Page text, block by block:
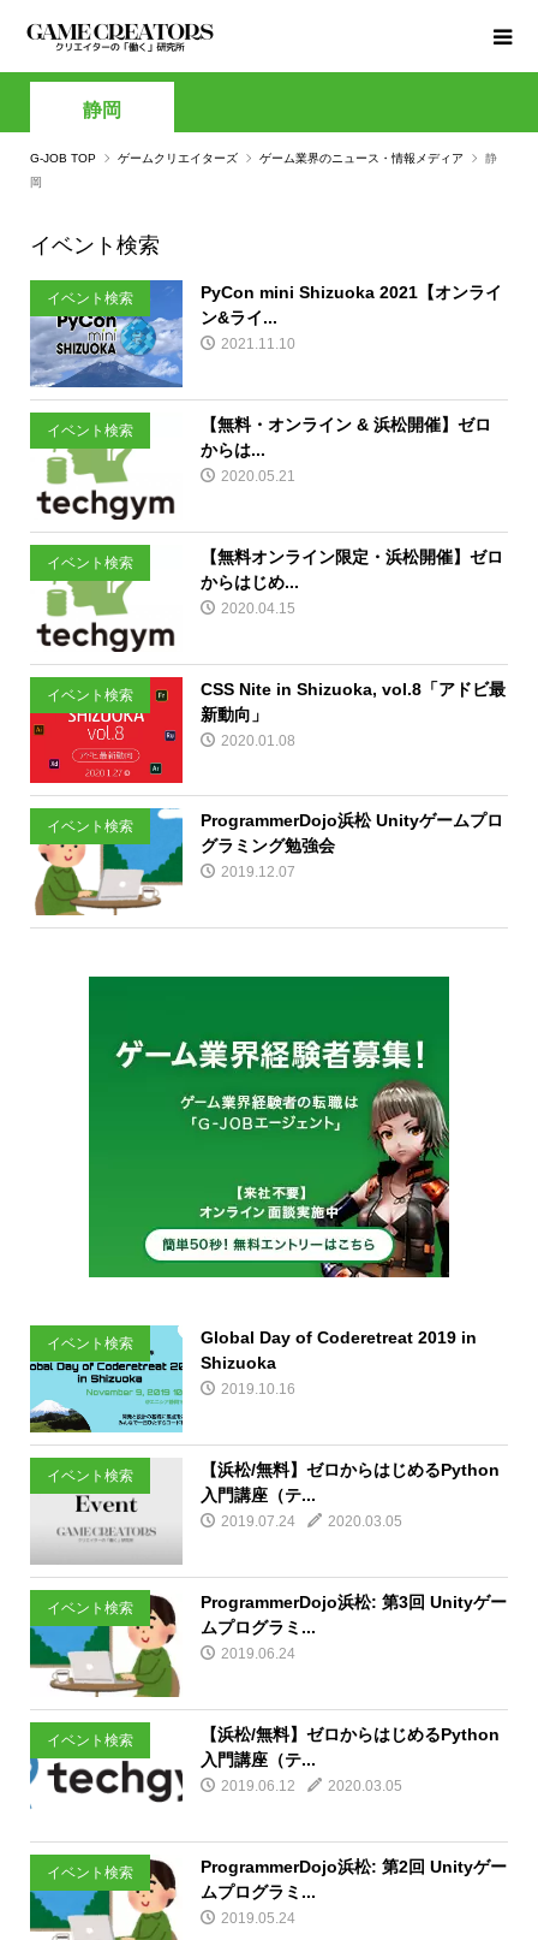
静岡
G-JOB TOP ゲームクリエイターズ ゲーム業界のニュース・情報メディア
静
岡
イベント検索
イベント検索
PyCon mini Shizuoka 2021【オンライ
ン&ライ...
2021.11.10
イベント検索
【無料・オンライン & 浜松開催】ゼロ
からは...
2020.05.21
イベント検索
【無料オンライン限定・浜松開催】ゼロ
からはじめ...
2020.04.15
イベント検索
CSS Nite in Shizuoka, vol.8「アドビ最
新動向」
2020.01.08
イベント検索
ProgrammerDojo浜松 Unityゲームプロ
グラミング勉強会
2019.12.07
イベント検索
Global Day of Coderetreat 2019 in
Shizuoka
2019.10.16
イベント検索
【浜松/無料】ゼロからはじめるPython
入門講座（テ...
2019.07.24 2020.03.05
イベント検索
ProgrammerDojo浜松: 第3回 Unityゲー
ムプログラミ...
2019.06.24
イベント検索
【浜松/無料】ゼロからはじめるPython
入門講座（テ...
2019.06.12 2020.03.05
イベント検索
ProgrammerDojo浜松: 第2回 Unityゲー
ムプログラミ...
2019.05.24